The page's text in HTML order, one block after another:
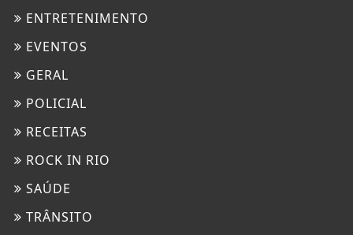
ENTRETENIMENTO
EVENTOS
GERAL
POLICIAL
RECEITAS
ROCK IN RIO
SAÚDE
TRÂNSITO